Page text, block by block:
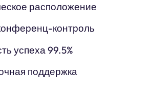
расположение
контроль
успеха 99.5%
поддержка